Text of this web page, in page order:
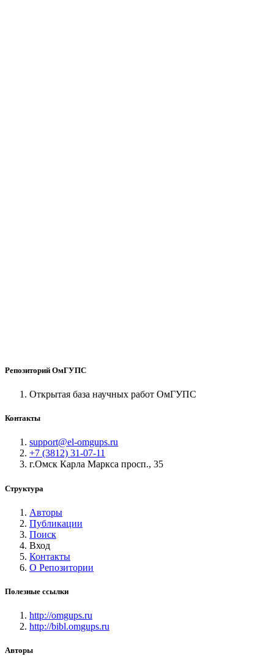
Репозиторий ОмГУПС
Открытая база научных работ ОмГУПС
Контакты
support@el-omgups.ru
+7 (3812) 31-07-11
г.Омск Карла Маркса просп., 35
Структура
Авторы
Публикации
Поиск
Вход
Контакты
О Репозитории
Полезные ссылки
http://omgups.ru
http://bibl.omgups.ru
Авторы